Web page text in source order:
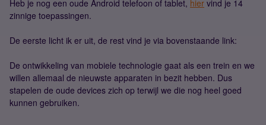
Heb je nog een oude Android telefoon of tablet, hier vind je 14
zinnige toepassingen.
De eerste licht ik er uit, de rest vind je via bovenstaande link:
De ontwikkeling van mobiele technologie gaat als een trein en we
willen allemaal de nieuwste apparaten in bezit hebben. Dus
stapelen de oude devices zich op terwijl we die nog heel goed
kunnen gebruiken.